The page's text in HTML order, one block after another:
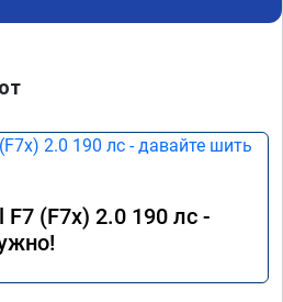
(F7x) 2.0 190 лс -